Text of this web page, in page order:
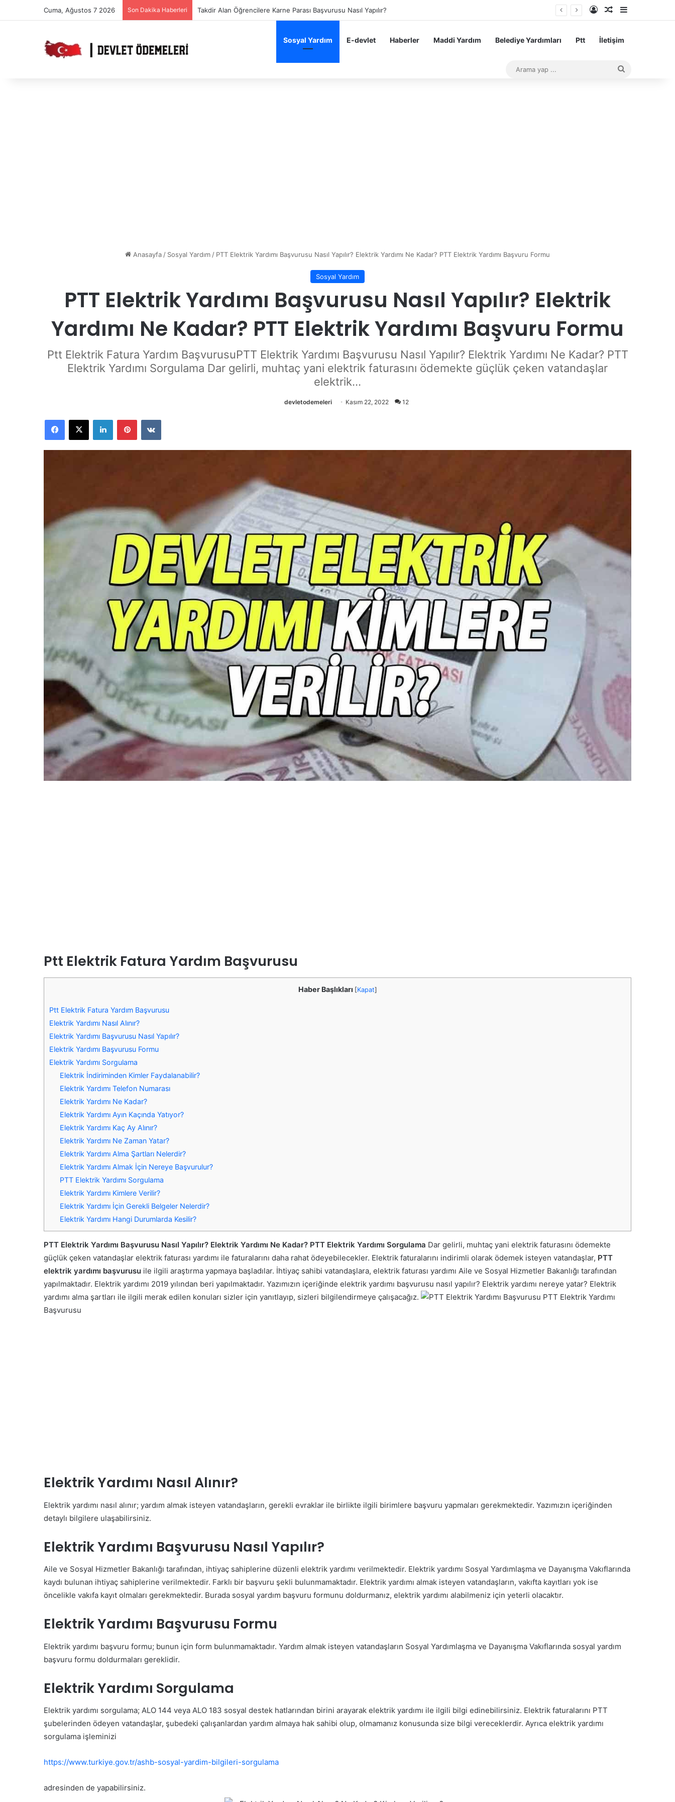
Cuma, Ağustos 7 2026 Son Dakika Haberleri Takdir Teşekkür Alanlara Karne Parası Başvuru Ekranı. Kayıt OlRastgele Makale
Sosyal Yardım E-devlet Haberler Maddi Yardım Belediye Yardımları Ptt İletişim
Anasayfa / Sosyal Yardım / PTT Elektrik Yardımı Başvurusu Nasıl Yapılır? Elektrik Yardımı Ne Kadar? PTT Elektrik Yardımı Başvuru Formu
Sosyal Yardım
PTT Elektrik Yardımı Başvurusu Nasıl Yapılır? Elektrik
Yardımı Ne Kadar? PTT Elektrik Yardımı Başvuru Formu
Ptt Elektrik Fatura Yardım BaşvurusuPTT Elektrik Yardımı Başvurusu Nasıl Yapılır? Elektrik Yardımı Ne Kadar? PTT
Elektrik Yardımı Sorgulama Dar gelirli, muhtaç yani elektrik faturasını ödemekte güçlük çeken vatandaşlar
elektrik...
devletodemeleri Kasım 22, 2022 12
Ptt Elektrik Fatura Yardım Başvurusu
Haber Başlıkları [Kapat]
Ptt Elektrik Fatura Yardım Başvurusu
Elektrik Yardımı Nasıl Alınır?
Elektrik Yardımı Başvurusu Nasıl Yapılır?
Elektrik Yardımı Başvurusu Formu
Elektrik Yardımı Sorgulama
Elektrik İndiriminden Kimler Faydalanabilir?
Elektrik Yardımı Telefon Numarası
Elektrik Yardımı Ne Kadar?
Elektrik Yardımı Ayın Kaçında Yatıyor?
Elektrik Yardımı Kaç Ay Alınır?
Elektrik Yardımı Ne Zaman Yatar?
Elektrik Yardımı Alma Şartları Nelerdir?
Elektrik Yardımı Almak İçin Nereye Başvurulur?
PTT Elektrik Yardımı Sorgulama
Elektrik Yardımı Kimlere Verilir?
Elektrik Yardımı İçin Gerekli Belgeler Nelerdir?
Elektrik Yardımı Hangi Durumlarda Kesilir?
PTT Elektrik Yardımı Başvurusu Nasıl Yapılır? Elektrik Yardımı Ne Kadar? PTT Elektrik Yardımı Sorgulama Dar gelirli, muhtaç yani elektrik faturasını ödemekte
güçlük çeken vatandaşlar elektrik faturası yardımı ile faturalarını daha rahat ödeyebilecekler. Elektrik faturalarını indirimli olarak ödemek isteyen vatandaşlar, PTT
elektrik yardımı başvurusu ile ilgili araştırma yapmaya başladılar. İhtiyaç sahibi vatandaşlara, elektrik faturası yardımı Aile ve Sosyal Hizmetler Bakanlığı tarafından
yapılmaktadır. Elektrik yardımı 2019 yılından beri yapılmaktadır. Yazımızın içeriğinde elektrik yardımı başvurusu nasıl yapılır? Elektrik yardımı nereye yatar? Elektrik
yardımı alma şartları ile ilgili merak edilen konuları sizler için yanıtlayıp, sizleri bilgilendirmeye çalışacağız.
PTT Elektrik Yardımı
Başvurusu
Elektrik Yardımı Nasıl Alınır?
Elektrik yardımı nasıl alınır; yardım almak isteyen vatandaşların, gerekli evraklar ile birlikte ilgili birimlere başvuru yapmaları gerekmektedir. Yazımızın içeriğinden
detaylı bilgilere ulaşabilirsiniz.
Elektrik Yardımı Başvurusu Nasıl Yapılır?
Aile ve Sosyal Hizmetler Bakanlığı tarafından, ihtiyaç sahiplerine düzenli elektrik yardımı verilmektedir. Elektrik yardımı Sosyal Yardımlaşma ve Dayanışma Vakıflarında
kaydı bulunan ihtiyaç sahiplerine verilmektedir. Farklı bir başvuru şekli bulunmamaktadır. Elektrik yardımı almak isteyen vatandaşların, vakıfta kayıtları yok ise
öncelikle vakıfa kayıt olmaları gerekmektedir. Burada sosyal yardım başvuru formunu doldurmanız, elektrik yardımı alabilmeniz için yeterli olacaktır.
Elektrik Yardımı Başvurusu Formu
Elektrik yardımı başvuru formu; bunun için form bulunmamaktadır. Yardım almak isteyen vatandaşların Sosyal Yardımlaşma ve Dayanışma Vakıflarında sosyal yardım
başvuru formu doldurmaları gereklidir.
Elektrik Yardımı Sorgulama
Elektrik yardımı sorgulama; ALO 144 veya ALO 183 sosyal destek hatlarından birini arayarak elektrik yardımı ile ilgili bilgi edinebilirsiniz. Elektrik faturalarını PTT
şubelerinden ödeyen vatandaşlar, şubedeki çalışanlardan yardım almaya hak sahibi olup, olmamanız konusunda size bilgi vereceklerdir. Ayrıca elektrik yardımı
sorgulama işleminizi
https://www.turkiye.gov.tr/ashb-sosyal-yardim-bilgileri-sorgulama
adresinden de yapabilirsiniz.